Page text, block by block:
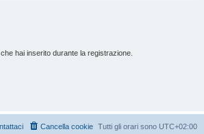
hai inserito durante la registrazione.
Tutti gli orari sono UTC+02:00
Cancella cookie